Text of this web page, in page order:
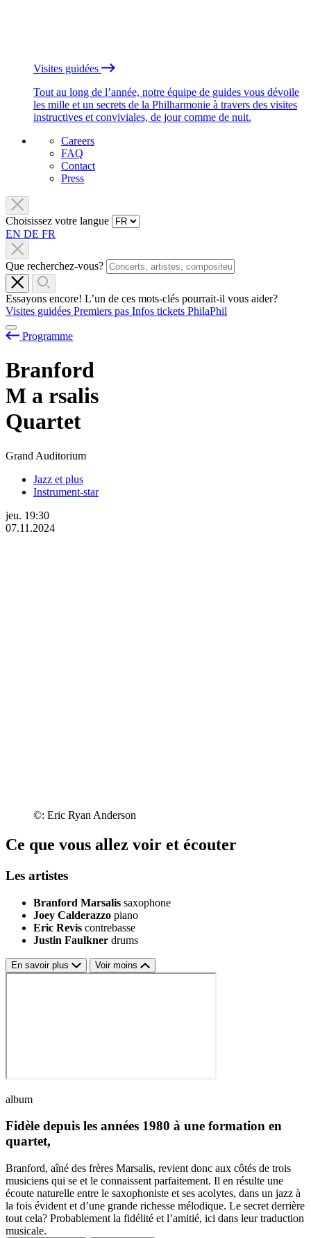
Visites guidées
Tout au long de l’année, notre équipe de guides vous dévoile
les mille et un secrets de la Philharmonie à travers des visites
instructives et conviviales, de jour comme de nuit.
Careers
FAQ
Contact
Press
Choisissez votre langue
EN DE FR
Que recherchez-vous?
Essayons encore! L’un de ces mots-clés pourrait-il vous aider?
Visites guidées Premiers pas Infos tickets PhilaPhil
Programme
Branford
M a rsalis
Quartet
Grand Auditorium
Jazz et plus
Instrument-star
jeu. 19:30
07.11.2024
©: Eric Ryan Anderson
Ce que vous allez voir et écouter
Les artistes
Branford Marsalis saxophone
Joey Calderazzo piano
Eric Revis contrebasse
Justin Faulkner drums
En savoir plus Voir moins
album
Fidèle depuis les années 1980 à une formation en
quartet,
Branford, aîné des frères Marsalis, revient donc aux côtés de trois
musiciens qui se et le connaissent parfaitement. Il en résulte une
écoute naturelle entre le saxophoniste et ses acolytes, dans un jazz à
la fois évident et d’une grande richesse mélodique. Le secret derrière
tout cela? Probablement la fidélité et l’amitié, ici dans leur traduction
musicale.